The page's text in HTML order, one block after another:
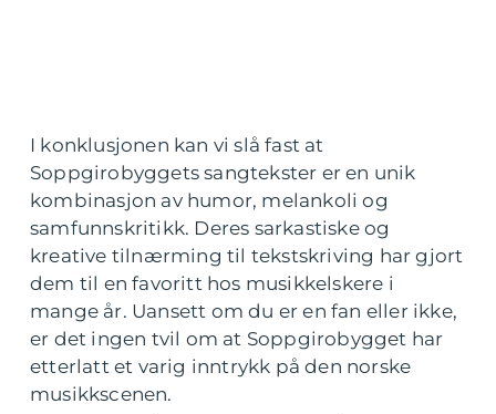
I konklusjonen kan vi slå fast at
Soppgirobyggets sangtekster er en unik
kombinasjon av humor, melankoli og
samfunnskritikk. Deres sarkastiske og
kreative tilnærming til tekstskriving har gjort
dem til en favoritt hos musikkelskere i
mange år. Uansett om du er en fan eller ikke,
er det ingen tvil om at Soppgirobygget har
etterlatt et varig inntrykk på den norske
musikkscenen.